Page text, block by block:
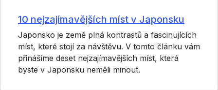
10 nejzajímavějších míst v Japonsku
Japonsko je země plná kontrastů a fascinujících
míst, které stojí za návštěvu. V tomto článku vám
přinášíme deset nejzajímavějších míst, která
byste v Japonsku neměli minout.